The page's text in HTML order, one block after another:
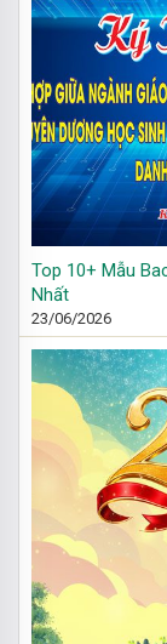
Top 10+ Mẫu
Nhất
23/06/2026